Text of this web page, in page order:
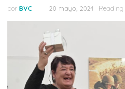
por BVC 20 mayo, 2024 Reading